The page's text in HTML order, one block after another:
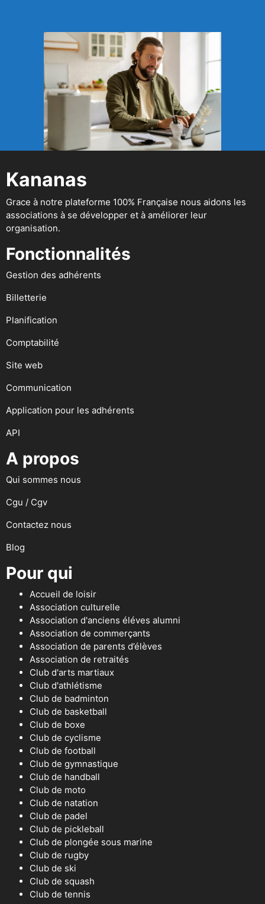
Kananas
Grace à notre plateforme 100% Française nous aidons les
associations à se développer et à améliorer leur
organisation.
Fonctionnalités
Gestion des adhérents
Billetterie
Planification
Comptabilité
Site web
Communication
Application pour les adhérents
API
A propos
Qui sommes nous
Cgu / Cgv
Contactez nous
Blog
Pour qui
Accueil de loisir
Association culturelle
Association d'anciens éléves alumni
Association de commerçants
Association de parents d’élèves
Association de retraités
Club d'arts martiaux
Club d'athlétisme
Club de badminton
Club de basketball
Club de boxe
Club de cyclisme
Club de football
Club de gymnastique
Club de handball
Club de moto
Club de natation
Club de padel
Club de pickleball
Club de plongée sous marine
Club de rugby
Club de ski
Club de squash
Club de tennis